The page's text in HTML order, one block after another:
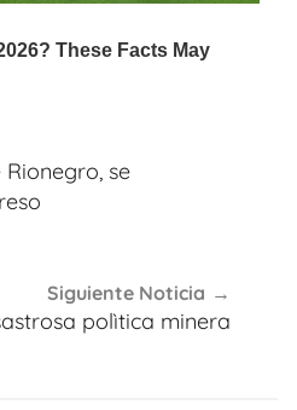
se
Siguiente Noticia
polìtica minera